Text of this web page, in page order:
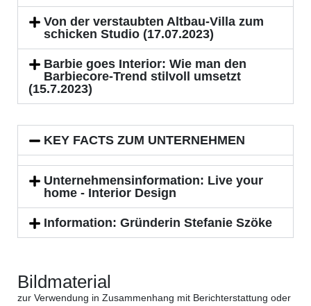
Von der verstaubten Altbau-Villa zum
schicken Studio (17.07.2023)
Barbie goes Interior: Wie man den
Barbiecore-Trend stilvoll umsetzt
(15.7.2023)
KEY FACTS ZUM UNTERNEHMEN
Unternehmensinformation: Live your
home - Interior Design
Information: Gründerin Stefanie Szöke
Bildmaterial
zur Verwendung in Zusammenhang mit Berichterstattung oder